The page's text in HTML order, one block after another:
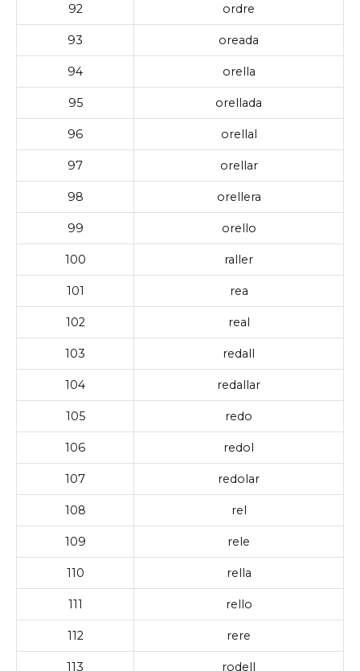
92 ordre
93 oreada
94 orella
95 orellada
96 orellal
97 orellar
98 orellera
99 orello
100 raller
101 rea
102 real
103 redall
104 redallar
105 redo
106 redol
107 redolar
108 rel
109 rele
110 rella
111 rello
112 rere
113 rodell